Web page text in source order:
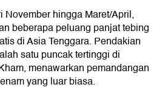
November hingga Maret/April,
beberapa peluang panjat tebing
di Asia Tenggara. Pendakian
satu puncak tertinggi di
menawarkan pemandangan
yang luar biasa.